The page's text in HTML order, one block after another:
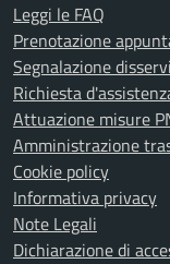
Leggi le FAQ
Prenotazione
Segnalazione
Richiesta
Attuazione misure
Amministrazione
Cookie policy
Informativa privacy
Note Legali
Dichiarazione di